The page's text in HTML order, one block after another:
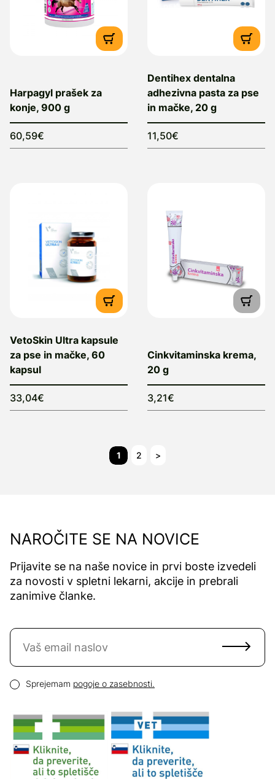
Harpagyl prašek za
konje, 900 g
60,59€
Dentihex dentalna
adhezivna pasta za pse
in mačke, 20 g
11,50€
VetoSkin Ultra kapsule
za pse in mačke, 60
kapsul
33,04€
Cinkvitaminska krema,
20 g
3,21€
1 2 >
NAROČITE SE NA NOVICE
Prijavite se na naše novice in prvi boste izvedeli
za novosti v spletni lekarni, akcije in prebrali
zanimive članke.
Naročite se na novice
Pogoji zasebnosti
Sprejemam pogoje o zasebnosti.